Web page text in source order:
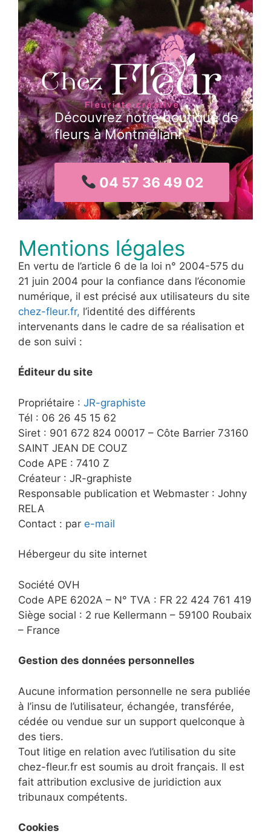
Découvrez notre boutique de
fleurs à Montmélian!
04 57 36 49 02
Mentions légales
En vertu de l’article 6 de la loi n° 2004-575 du
21 juin 2004 pour la confiance dans l’économie
numérique, il est précisé aux utilisateurs du site
chez-fleur.fr, l’identité des différents
intervenants dans le cadre de sa réalisation et
de son suivi :
Éditeur du site
Propriétaire : JR-graphiste
Tél : 06 26 45 15 62
Siret : 901 672 824 00017 – Côte Barrier 73160
SAINT JEAN DE COUZ
Code APE : 7410 Z
Créateur : JR-graphiste
Responsable publication et Webmaster : Johny
RELA
Contact : par e-mail
Hébergeur du site internet
Société OVH
Code APE 6202A – N° TVA : FR 22 424 761 419
Siège social : 2 rue Kellermann – 59100 Roubaix
– France
Gestion des données personnelles
Aucune information personnelle ne sera publiée
à l’insu de l’utilisateur, échangée, transférée,
cédée ou vendue sur un support quelconque à
des tiers.
Tout litige en relation avec l’utilisation du site
chez-fleur.fr est soumis au droit français. Il est
fait attribution exclusive de juridiction aux
tribunaux compétents.
Cookies